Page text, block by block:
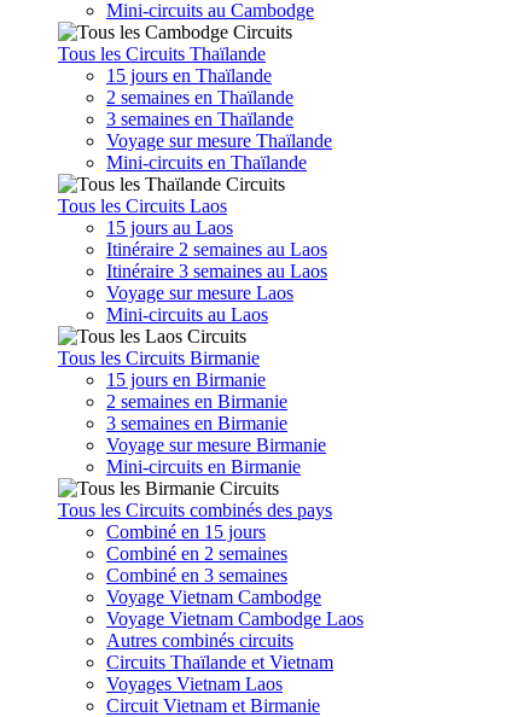
Mini-circuits au Cambodge
Tous les Circuits Thaïlande
15 jours en Thaïlande
2 semaines en Thaïlande
3 semaines en Thaïlande
Voyage sur mesure Thaïlande
Mini-circuits en Thaïlande
Tous les Circuits Laos
15 jours au Laos
Itinéraire 2 semaines au Laos
Itinéraire 3 semaines au Laos
Voyage sur mesure Laos
Mini-circuits au Laos
Tous les Circuits Birmanie
15 jours en Birmanie
2 semaines en Birmanie
3 semaines en Birmanie
Voyage sur mesure Birmanie
Mini-circuits en Birmanie
Tous les Circuits combinés des pays
Combiné en 15 jours
Combiné en 2 semaines
Combiné en 3 semaines
Voyage Vietnam Cambodge
Voyage Vietnam Cambodge Laos
Autres combinés circuits
Circuits Thaïlande et Vietnam
Voyages Vietnam Laos
Circuit Vietnam et Birmanie